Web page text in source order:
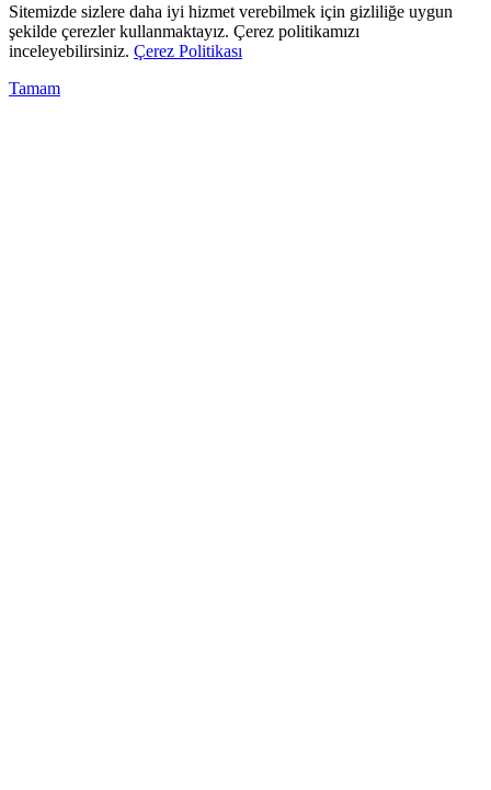
Sitemizde sizlere daha iyi hizmet verebilmek için gizliliğe uygun
şekilde çerezler kullanmaktayız. Çerez politikamızı
inceleyebilirsiniz. Çerez Politikası
Tamam